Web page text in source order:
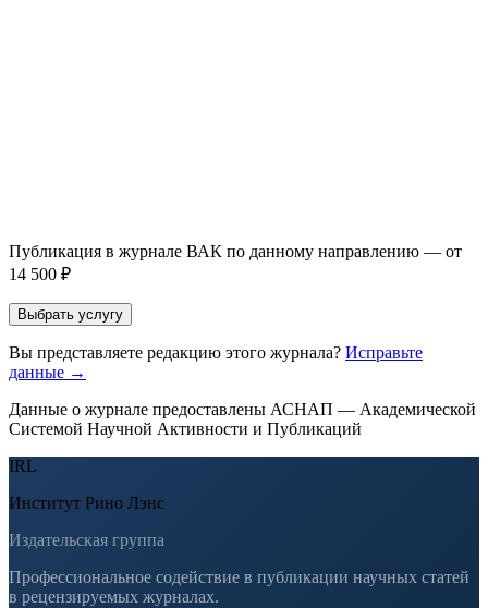
Публикация в журнале ВАК по данному направлению — от
14 500 ₽
Выбрать услугу
Вы представляете редакцию этого журнала? Исправьте
данные →
Данные о журнале предоставлены АСНАП — Академической
Системой Научной Активности и Публикаций
IRL
Институт Рино Лэнс
Издательская группа
Профессиональное содействие в публикации научных статей
в рецензируемых журналах.